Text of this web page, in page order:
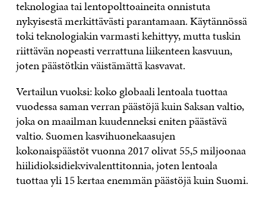
teknologiaa tai lentopolttoaineita onnistuta
nykyisestä merkittävästi parantamaan. Käytännössä
toki teknologiakin varmasti kehittyy, mutta tuskin
riittävän nopeasti verrattuna liikenteen kasvuun,
joten päästötkin väistämättä kasvavat.
Vertailun vuoksi: koko globaali lentoala tuottaa
vuodessa saman verran päästöjä kuin Saksan valtio,
joka on maailman kuudenneksi eniten päästävä
valtio. Suomen kasvihuonekaasujen
kokonaispäästöt vuonna 2017 olivat 55,5 miljoonaa
hiilidioksidiekvivalenttitonnia, joten lentoala
tuottaa yli 15 kertaa enemmän päästöjä kuin Suomi.